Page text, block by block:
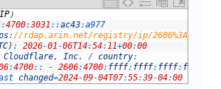
IP ）
:4700:3031 ::ac43:a977
://rdap.arin.net/registry/ip/
) : 2026-01-06T14:54:11+00:00
Cloudflare, Inc. / country:
:4700:: - 2606:4700: ffff: ffff: ffff: ffff
changed=2024-09-04T07:55:39-04:00